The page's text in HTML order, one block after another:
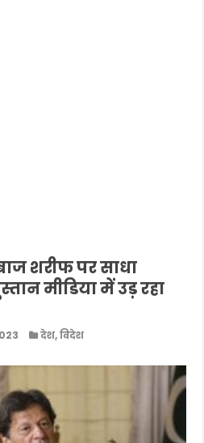
शरीफ पर साधा
मीडिया में उड़ रहा
देश,विदेश